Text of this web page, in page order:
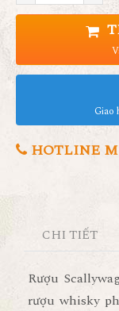
Giao
HOTLINE
CHI TIẾT
Rượu
rượu whisky